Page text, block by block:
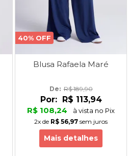
40% OFF
Blusa Rafaela Maré
De: R$ 189,90
Por: R$ 113,94
R$ 108,24
à vista no Pix
2x de R$ 56,97 sem juros
Mais detalhes